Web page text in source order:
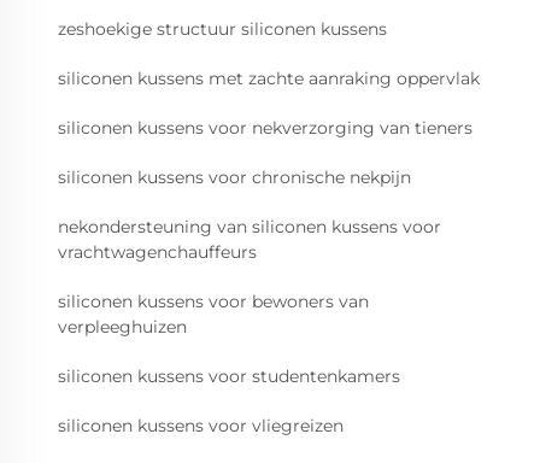
zeshoekige structuur siliconen kussens
siliconen kussens met zachte aanraking oppervlak
siliconen kussens voor nekverzorging van tieners
siliconen kussens voor chronische nekpijn
nekondersteuning van siliconen kussens voor
vrachtwagenchauffeurs
siliconen kussens voor bewoners van
verpleeghuizen
siliconen kussens voor studentenkamers
siliconen kussens voor vliegreizen